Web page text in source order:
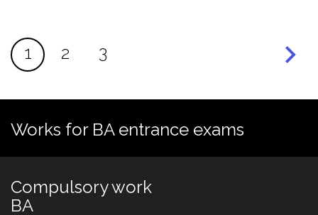
Pagination
Current
1 Page
2 Page
3
Works for BA entrance exams
Compulsory work
BA